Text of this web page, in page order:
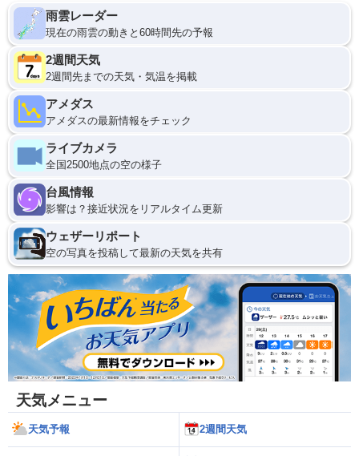
雨雲レーダー
現在の雨雲の動きと60時間先の予報
2週間天気
2週間先までの天気・気温を掲載
アメダス
アメダスの最新情報をチェック
ライブカメラ
全国2500地点の空の様子
台風情報
影響は？接近状況をリアルタイム更新
ウェザーリポート
空の写真を投稿して最新の天気を共有
天気メニュー
天気予報 2週間天気